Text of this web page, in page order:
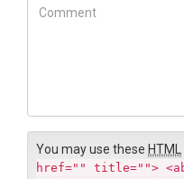
b
t
You may use these HTML
href="" title="">